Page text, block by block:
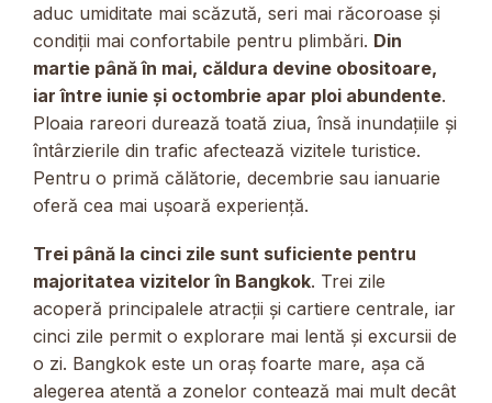
aduc umiditate mai scăzută, seri mai răcoroase și
condiții mai confortabile pentru plimbări. Din
martie până în mai, căldura devine obositoare,
iar între iunie și octombrie apar ploi abundente.
Ploaia rareori durează toată ziua, însă inundațiile și
întârzierile din trafic afectează vizitele turistice.
Pentru o primă călătorie, decembrie sau ianuarie
oferă cea mai ușoară experiență.
Trei până la cinci zile sunt suficiente pentru
majoritatea vizitelor în Bangkok. Trei zile
acoperă principalele atracții și cartiere centrale, iar
cinci zile permit o explorare mai lentă și excursii de
o zi. Bangkok este un oraș foarte mare, așa că
alegerea atentă a zonelor contează mai mult decât